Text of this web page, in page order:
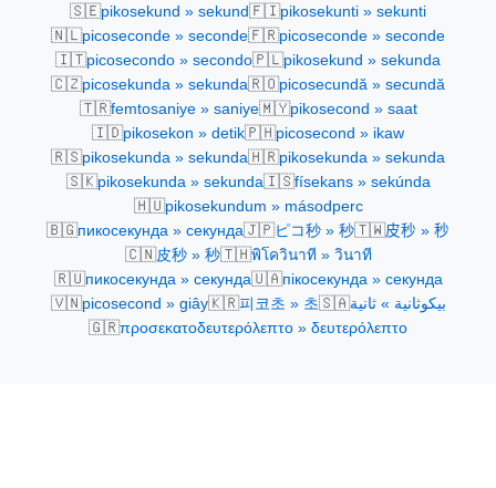
🇸🇪pikosekund » sekund🇫🇮pikosekunti » sekunti
🇳🇱picoseconde » seconde🇫🇷picoseconde » seconde
🇮🇹picosecondo » secondo🇵🇱pikosekund » sekunda
🇨🇿picosekunda » sekunda🇷🇴picosecundă » secundă
🇹🇷femtosaniye » saniye🇲🇾pikosecond » saat
🇮🇩pikosekon » detik🇵🇭picosecond » ikaw
🇷🇸pikosekunda » sekunda🇭🇷pikosekunda » sekunda
🇸🇰pikosekunda » sekunda🇮🇸físekans » sekúnda
🇭🇺pikosekundum » másodperc
🇧🇬пикосекунда » секунда🇯🇵ピコ秒 » 秒🇹🇼皮秒 » 秒
🇨🇳皮秒 » 秒🇹🇭พิโควินาที » วินาที
🇷🇺пикосекунда » секунда🇺🇦пікосекунда » секунда
🇻🇳picosecond » giây🇰🇷피코초 » 초🇸🇦بيكوثانية » ثانية
🇬🇷προσεκατοδευτερόλεπτο » δευτερόλεπτο